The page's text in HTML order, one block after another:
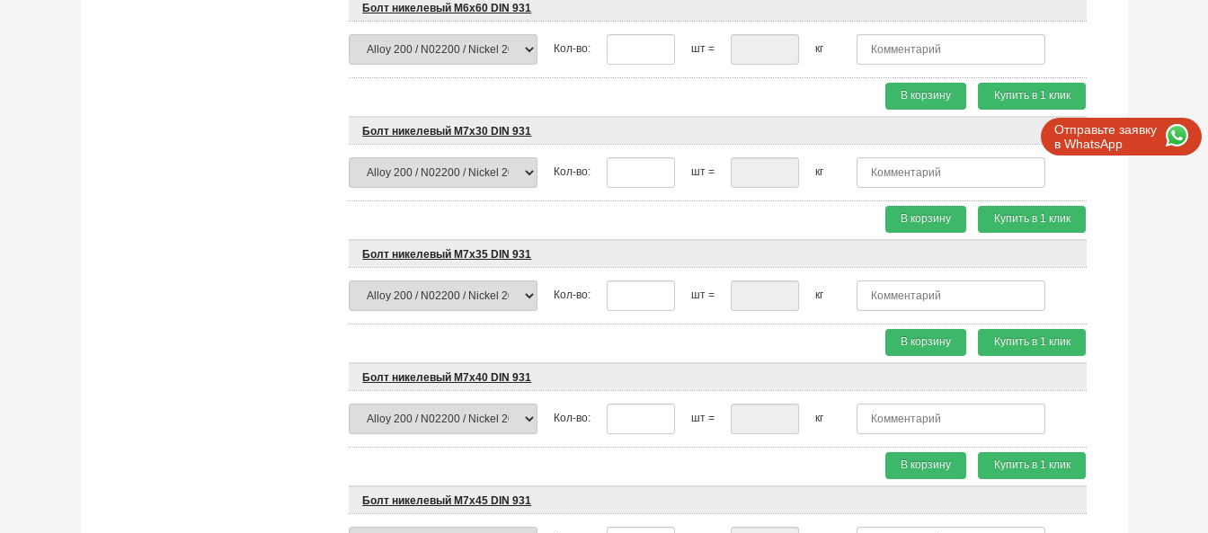
Отправьте заявку
в WhatsApp
Болт никелевый М6х60 DIN 931
Кол-во: шт = кг
В корзину Купить в 1 клик
Болт никелевый М7х30 DIN 931
Кол-во: шт = кг
В корзину Купить в 1 клик
Болт никелевый М7х35 DIN 931
Кол-во: шт = кг
В корзину Купить в 1 клик
Болт никелевый М7х40 DIN 931
Кол-во: шт = кг
В корзину Купить в 1 клик
Болт никелевый М7х45 DIN 931